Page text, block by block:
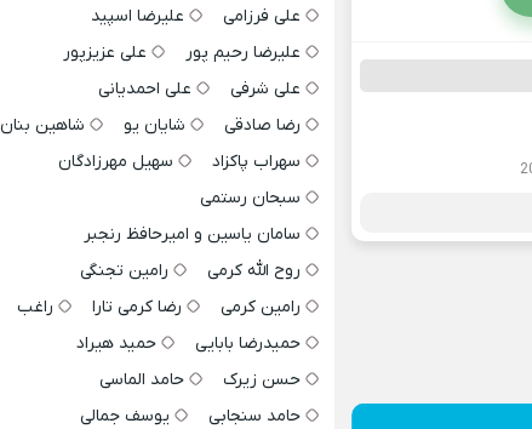
علی فرزامی
علیرضا اسپید
علیرضا رحیم پور
علی عزیزپور
علی شرفی
علی احمدیانی
رضا صادقی
شایان یو
شاهین بنان
سهراب پاکزاد
سهیل مهرزادگان
سبحان رستمی
سامان یاسین و امیرحافظ رنجبر
روح الله کرمی
رامین تجنگی
رامین کرمی
رضا کرمی تارا
راغب
حمیدرضا بابایی
حمید هیراد
حسن زیرک
حامد الماسی
حامد سنجابی
یوسف جمالی